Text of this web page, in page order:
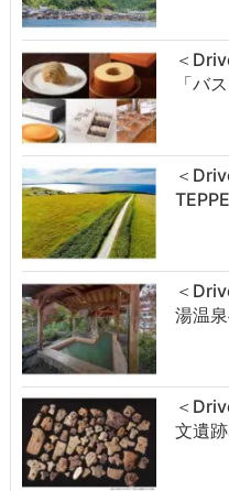
＜
「バ
＜
＜
湯温
＜
文遺